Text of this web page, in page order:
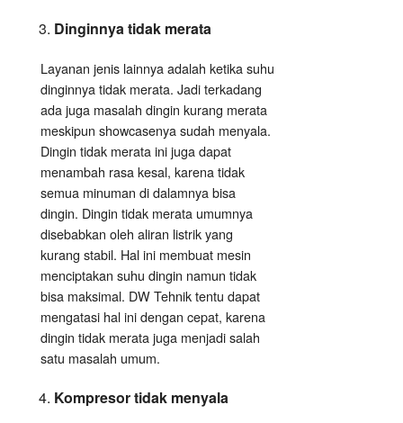
Dinginnya tidak merata
Layanan jenis lainnya adalah ketika suhu
dinginnya tidak merata. Jadi terkadang
ada juga masalah dingin kurang merata
meskipun showcasenya sudah menyala.
Dingin tidak merata ini juga dapat
menambah rasa kesal, karena tidak
semua minuman di dalamnya bisa
dingin. Dingin tidak merata umumnya
disebabkan oleh aliran listrik yang
kurang stabil. Hal ini membuat mesin
menciptakan suhu dingin namun tidak
bisa maksimal. DW Tehnik tentu dapat
mengatasi hal ini dengan cepat, karena
dingin tidak merata juga menjadi salah
satu masalah umum.
Kompresor tidak menyala